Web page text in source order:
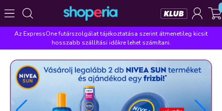
Népszerű kategóriák
Szépségápolás Élelmiszer Mosás Mosogatás
Takarítás Baba-mama Háztartás
Népszerű márkák
Az ExpressOne futárszolgálat tájékoztatása szerint átmenetileg kicsit
hosszabb szállítási időkre lehet számítani.